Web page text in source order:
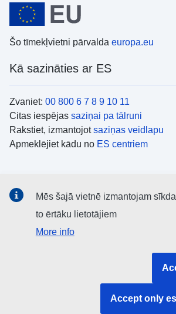
Šo tīmekļvietni pārvalda europa.eu
Kā sazināties ar ES
Zvaniet: 00 800 6 7 8 9 10 11
Citas iespējas saziņai pa tālruni
Rakstiet, izmantojotsaziņas veidlapu
Apmeklējiet kādu no ES centriem
ES kontisociālajos medijos
Mēs šajā vietnē izmantojam
to ērtāku lietotājiem
More info
Accept only